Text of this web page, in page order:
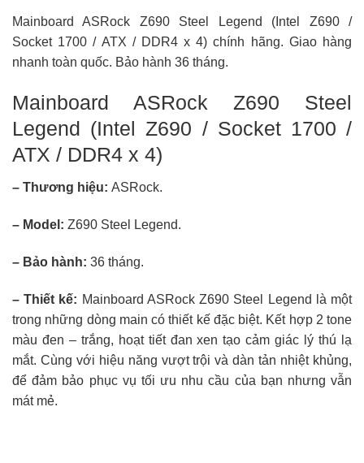
Mainboard ASRock Z690 Steel Legend (Intel Z690 /
Socket 1700 / ATX / DDR4 x 4) chính hãng. Giao hàng
nhanh toàn quốc. Bảo hành 36 tháng.
Mainboard ASRock Z690 Steel
Legend (Intel Z690 / Socket 1700 /
ATX / DDR4 x 4)
– Thương hiệu: ASRock.
– Model: Z690 Steel Legend.
– Bảo hành: 36 tháng.
– Thiết kế: Mainboard ASRock Z690 Steel Legend là một
trong những dòng main có thiết kế đặc biệt. Kết hợp 2 tone
màu đen – trắng, hoạt tiết đan xen tạo cảm giác lý thú lạ
mắt. Cùng với hiệu năng vượt trội và dàn tản nhiệt khủng,
để đảm bảo phục vụ tối ưu nhu cầu của bạn nhưng vẫn
mát mẻ.